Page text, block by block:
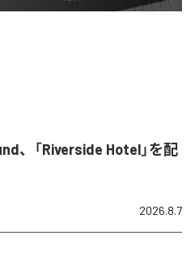
、「Riverside Hotel」を配
2026.8.7